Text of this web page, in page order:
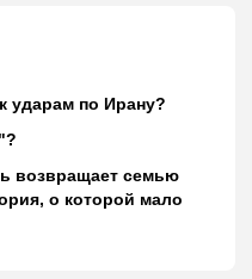
ударам по Ирану?
возвращает семью
о которой мало